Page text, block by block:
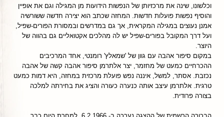
וכלשונו, שינה את מרכזיותן של הנפשות הידועות מן המגילה וגם את אופיין
והוסיף נפשות פועלות חדשות. המחזה שכתב הוא יצירה חדשה ששורשיה
אמנן נעוצים במגילה המקראית, אך גם במדרשים ובמסורת הפורים-שפיל,
ועל דרך המקובל בפורים-שפיל יש לה מהלכים אקטואליים גם בהווה של
היוצר.
במקום סיפור אהבה עם גוון של 'שמאלץ' רומנטי, אחד המרכיבים
ההכרחיים כמעט של מחזמר, יצר אלתרמן סיפור אהבה קשה של אהבה
נכזבת. אסתר, למשל, איננה נפש פועלת מרכזית במחזה, היא דמות כמעט
טרגית. אלתרמן עיצב אותה כנערה כעורה והציג את בחירתה למלכה
בצורה פרודית.